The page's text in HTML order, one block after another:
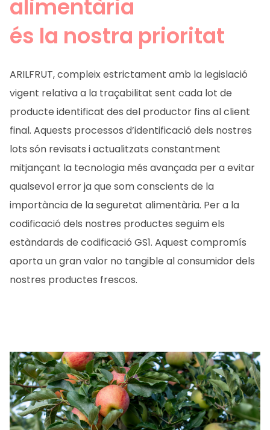
CA EN FR
alimentària
és la nostra prioritat
ARILFRUT, compleix estrictament amb la legislació
vigent relativa a la traçabilitat sent cada lot de
producte identificat des del productor fins al client
final. Aquests processos d’identificació dels nostres
lots són revisats i actualitzats constantment
mitjançant la tecnologia més avançada per a evitar
qualsevol error ja que som conscients de la
importància de la seguretat alimentària. Per a la
codificació dels nostres productes seguim els
estàndards de codificació GS1. Aquest compromís
aporta un gran valor no tangible al consumidor dels
nostres productes frescos.